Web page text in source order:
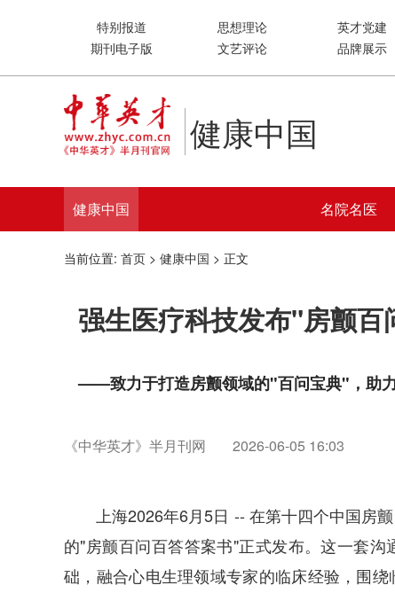
特别报道 思想理论 英才党建
期刊电子版
文艺评论 品牌展示
健康中国
健康中国 名院名医
当前位置: 首页 > 健康中国 > 正文
强生医疗科技发布"房颤百
——致力于打造房颤领域的"百问宝典"，助
《中华英才》半月刊网 2026-06-05 16:03
上海2026年6月5日 -- 在第十四个中国房颤
的"房颤百问百答答案书"正式发布。这一套
础，融合心电生理领域专家的临床经验，围